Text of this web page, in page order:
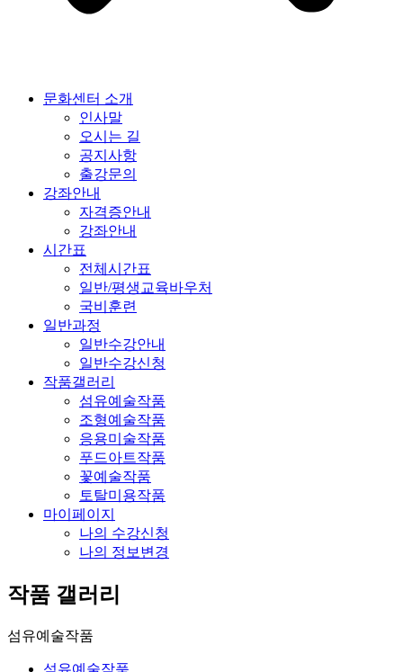
문화센터 소개
인사말
오시는 길
공지사항
출강문의
강좌안내
자격증안내
강좌안내
시간표
전체시간표
일반/평생교육바우처
국비훈련
일반과정
일반수강안내
일반수강신청
작품갤러리
섬유예술작품
조형예술작품
응용미술작품
푸드아트작품
꽃예술작품
토탈미용작품
마이페이지
나의 수강신청
나의 정보변경
작품 갤러리
섬유예술작품
섬유예술작품